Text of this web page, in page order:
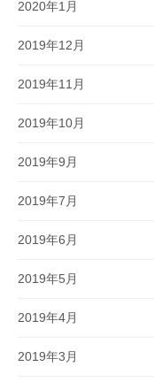
2020年1月
2019年12月
2019年11月
2019年10月
2019年9月
2019年7月
2019年6月
2019年5月
2019年4月
2019年3月